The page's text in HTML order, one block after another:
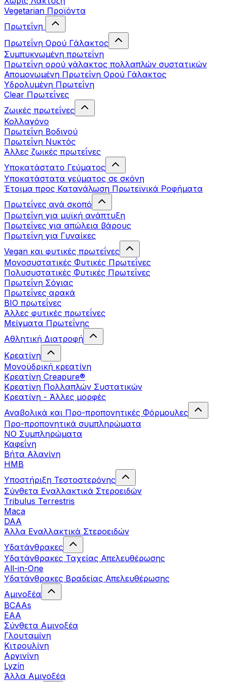
Vegetarian Προϊόντα
Πρωτεΐνη
Πρωτεΐνη Ορού Γάλακτος
Συμπυκνωμένη πρωτεΐνη
Πρωτεΐνη ορού γάλακτος πολλαπλών συστατικών
Απομονωμένη Πρωτεΐνη Ορού Γάλακτος
Υδρολυμένη Πρωτεΐνη
Clear Πρωτεΐνες
Ζωικές πρωτεΐνες
Κολλαγόνο
Πρωτεΐνη Βοδινού
Πρωτεΐνη Νυκτός
Άλλες ζωικές πρωτεΐνες
Υποκατάστατο Γεύματος
Υποκατάστατα γεύματος σε σκόνη
Έτοιμα προς Κατανάλωση Πρωτεϊνικά Ροφήματα
Πρωτεΐνες ανά σκοπό
Πρωτεΐνη για μυϊκή ανάπτυξη
Πρωτεΐνες για απώλεια βάρους
Πρωτεΐνη για Γυναίκες
Vegan και φυτικές πρωτεΐνες
Μονοσυστατικές Φυτικές Πρωτεΐνες
Πολυσυστατικές Φυτικές Πρωτεΐνες
Πρωτεΐνη Σόγιας
Πρωτεΐνες αρακά
ΒIO πρωτεΐνες
Άλλες φυτικές πρωτεΐνες
Μείγματα Πρωτεΐνης
Αθλητική Διατροφή
Κρεατίνη
Μονοϋδρική κρεατίνη
Κρεατίνη Creapure®
Κρεατίνη Πολλαπλών Συστατικών
Κρεατίνη - Άλλες μορφές
Αναβολικά και Προ-προπονητικές Φόρμουλες
Προ-προπονητικά συμπληρώματα
ΝΟ Συμπληρώματα
Καφεΐνη
Βήτα Αλανίνη
HMB
Υποστήριξη Τεστοστερόνης
Σύνθετα Εναλλακτικά Στεροειδών
Tribulus Terrestris
Maca
DAA
Άλλα Εναλλακτικά Στεροειδών
Υδατάνθρακες
Υδατάνθρακες Ταχείας Απελευθέρωσης
All-in-One
Υδατάνθρακες Βραδείας Απελευθέρωσης
Αμινοξέα
BCAAs
EAA
Σύνθετα Αμινοξέα
Γλουταμίνη
Κιτρουλίνη
Αργινίνη
Lyzín
Άλλα Αμινοξέα